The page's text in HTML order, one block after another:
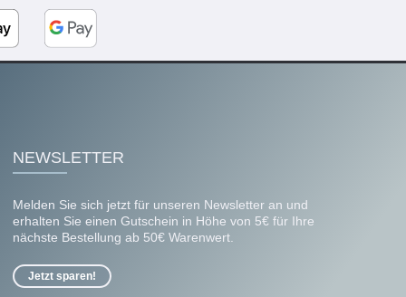
NEWSLETTER
Melden Sie sich jetzt für unseren Newsletter an und
erhalten Sie einen Gutschein in Höhe von 5€ für Ihre
nächste Bestellung ab 50€ Warenwert.
Jetzt sparen!